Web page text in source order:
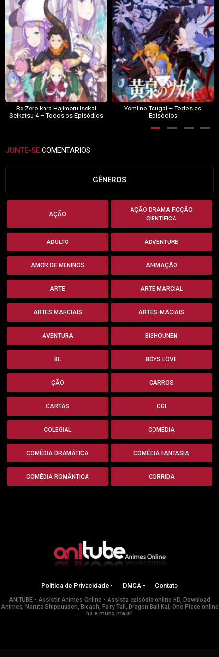
Re:Zero kara Hajimeru Isekai
Seikatsu 4 – Todos os Episódios
Yomi no Tsugai – Todos os
Episódios
JUNTE-SE COMENTARIOS
GÊNEROS
AÇÃO
AÇÃO DRAMA FICÇÃO
CIENTÍFICA
ADULTO ADVENTURE
AMOR DE MENINOS ANIMAÇÃO
ARTE ARTE MARCIAL
ARTES MARCIAIS ARTES-MACIAIS
AVENTURA BISHOUNEN
BL BOYS LOVE
ÇÃO CARROS
CARTAS CGI
COLEGIAL COMÉDIA
COMÉDIA DRAMÁTICA COMÉDIA FANTASIA
COMÉDIA ROMÂNTICA CORRIDA
Política de Privacidade - DMCA - Contato
ANITUBE - Assistir Animes Online - Assista episódio online HD, Download
Animes, Naruto Shippuuden, Bleach, Fairy Tail, Dragon Ball Kai, One Piece online
hd e muito mais!!